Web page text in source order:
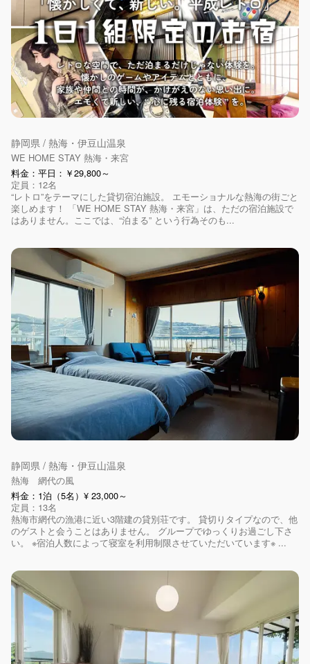
静岡県 / 熱海・伊豆山温泉
WE HOME STAY 熱海・来宮
料金：平日：￥29,800～
定員：12名
“レトロ”をテーマにした貸切宿泊施設。 エモーショナルな熱海の街ごと
楽しめます！ 「WE HOME STAY 熱海・来宮」は、ただの宿泊施設で
はありません。ここでは、“泊まる” という行為そのも...
静岡県 / 熱海・伊豆山温泉
熱海 網代の風
料金：1泊（5名）¥ 23,000～
定員：13名
熱海市網代の漁港に近い3階建の貸別荘です。 貸切りタイプなので、他
のゲストと会うことはありません。 グループでゆっくりお過ごし下さ
い。 ※宿泊人数によって寝室を利用制限させていただいています※ ...